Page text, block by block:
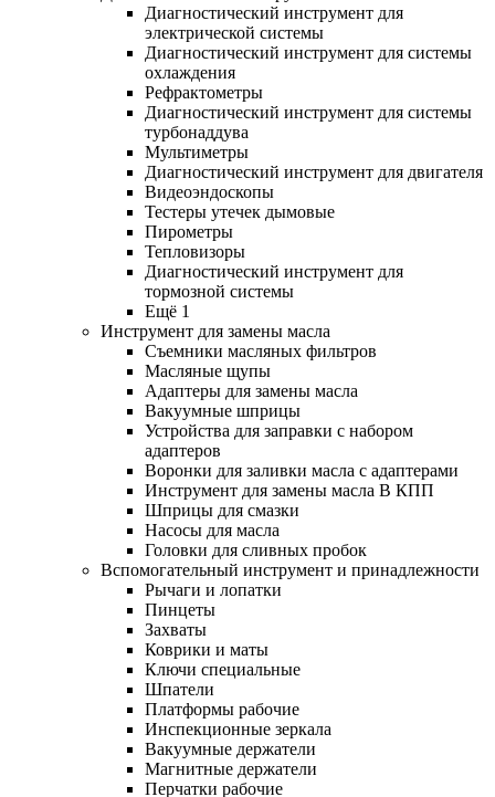
Диагностический инструмент для
электрической системы
Диагностический инструмент для системы
охлаждения
Рефрактометры
Диагностический инструмент для системы
турбонаддува
Мультиметры
Диагностический инструмент для двигателя
Видеоэндоскопы
Тестеры утечек дымовые
Пирометры
Тепловизоры
Диагностический инструмент для
тормозной системы
Ещё 1
Инструмент для замены масла
Съемники масляных фильтров
Масляные щупы
Адаптеры для замены масла
Вакуумные шприцы
Устройства для заправки с набором
адаптеров
Воронки для заливки масла с адаптерами
Инструмент для замены масла В КПП
Шприцы для смазки
Насосы для масла
Головки для сливных пробок
Вспомогательный инструмент и принадлежности
Рычаги и лопатки
Пинцеты
Захваты
Коврики и маты
Ключи специальные
Шпатели
Платформы рабочие
Инспекционные зеркала
Вакуумные держатели
Магнитные держатели
Перчатки рабочие